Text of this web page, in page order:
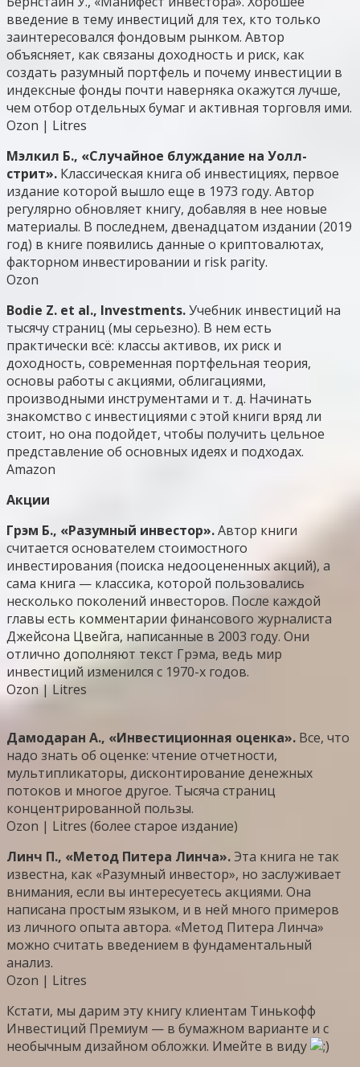
введение в тему инвестиций для тех, кто только
заинтересовался фондовым рынком. Автор
объясняет, как связаны доходность и риск, как
создать разумный портфель и почему инвестиции в
индексные фонды почти наверняка окажутся лучше,
чем отбор отдельных бумаг и активная торговля ими.
Ozon | Litres
Мэлкил Б., «Случайное блуждание на Уолл-
стрит». Классическая книга об инвестициях, первое
издание которой вышло еще в 1973 году. Автор
регулярно обновляет книгу, добавляя в нее новые
материалы. В последнем, двенадцатом издании (2019
год) в книге появились данные о криптовалютах,
факторном инвестировании и risk parity.
Ozon
Bodie Z. et al., Investments.Учебник инвестиций на
тысячу страниц (мы серьезно). В нем есть
практически всё: классы активов, их риск и
доходность, современная портфельная теория,
основы работы с акциями, облигациями,
производными инструментами и т. д. Начинать
знакомство с инвестициями с этой книги вряд ли
стоит, но она подойдет, чтобы получить цельное
представление об основных идеях и подходах.
Amazon
Акции
Грэм Б., «Разумный инвестор».Автор книги
считается основателем стоимостного
инвестирования (поиска недооцененных акций), а
сама книга — классика, которой пользовались
несколько поколений инвесторов. После каждой
главы есть комментарии финансового журналиста
Джейсона Цвейга, написанные в 2003 году. Они
отлично дополняют текст Грэма, ведь мир
инвестиций изменился с 1970-х годов.
Ozon | Litres
Дамодаран А., «Инвестиционная оценка». Все, что
надо знать об оценке: чтение отчетности,
мультипликаторы, дисконтирование денежных
потоков и многое другое. Тысяча страниц
концентрированной пользы.
Ozon | Litres (более старое издание)
Линч П., «Метод Питера Линча».Эта книга не так
известна, как «Разумный инвестор», но заслуживает
внимания, если вы интересуетесь акциями. Она
написана простым языком, и в ней много примеров
из личного опыта автора. «Метод Питера Линча»
можно считать введением в фундаментальный
анализ.
Ozon | Litres
Кстати, мы дарим эту книгу клиентам Тинькофф
Инвестиций Премиум — в бумажном варианте и с
необычным дизайном обложки. Имейте в виду